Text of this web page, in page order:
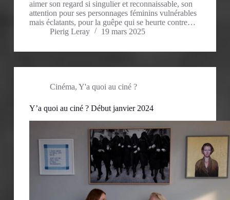
aimer son regard si singulier et reconnaissable, son
attention pour ses personnages féminins vulnérables
mais éclatants, pour la guêpe qui se heurte contre…
Pierig Leray
19 mars 2025
Cinéma, Y'a quoi au ciné ?
Y’a quoi au ciné ? Début janvier 2024